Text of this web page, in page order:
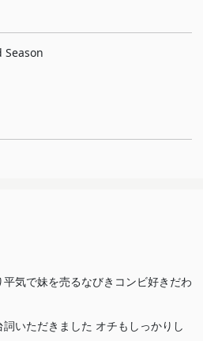
Season
気で妹を売るなびきコンビ好きだわ
いただきました オチもしっかりし